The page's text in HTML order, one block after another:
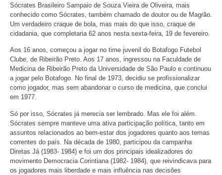
Sócrates Brasileiro Sampaio de Souza Vieira de Oliveira, mais
conhecido como Sócrates, também chamado de doutor ou de Magrão.
Um verdadeiro craque de bola, mas mais do que isso, craque de
cidadania, que completaria 62 anos nesta sexta-feira, 19 de fevereiro.
Aos 16 anos, começou a jogar no time juvenil do Botafogo Futebol
Clube, de Ribeirão Preto. Aos 17 anos, ingressou na Faculdade de
Medicina de Ribeirão Preto da Universidade de São Paulo e continuou
a jogar pelo Botafogo. No final de 1973, decidiu se profissionalizar
como jogador, mas sem abandonar o curso de medicina, que conclui
em 1977.
Só por isso, Sócrates já merecia ser lembrado. Mas ele foi além.
Sócrates sempre manteve uma ativa participação política, tanto em
assuntos relacionados ao bem-estar dos jogadores quanto aos temas
correntes do país. Na década de 1980, participou da campanha
Diretas Já (1983- 1984) e foi um dos principais idealizadores do
movimento Democracia Corintiana (1982- 1984), que reivindicava para
os jogadores mais liberdade e mais influência nas decisões